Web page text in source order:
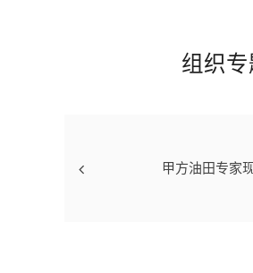
组织
甲方油田专家